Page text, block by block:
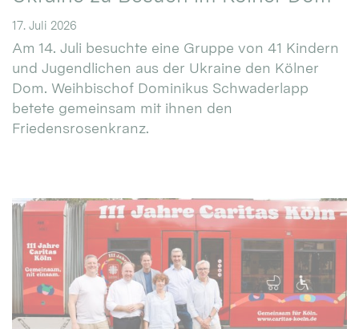
17. Juli 2026
Am 14. Juli besuchte eine Gruppe von 41 Kindern
und Jugendlichen aus der Ukraine den Kölner
Dom. Weihbischof Dominikus Schwaderlapp
betete gemeinsam mit ihnen den
Friedensrosenkranz.